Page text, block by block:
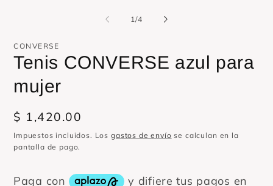
una
modal
1/de
4
CONVERSE
Tenis CONVERSE azul para
mujer
Precio
habitual
$ 1,420.00
Impuestos incluidos. Los gastos de envío se calculan en la
pantalla de pago.